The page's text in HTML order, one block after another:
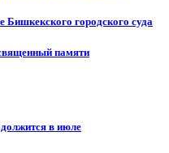
Бишкекского городского суда
памяти
в июле